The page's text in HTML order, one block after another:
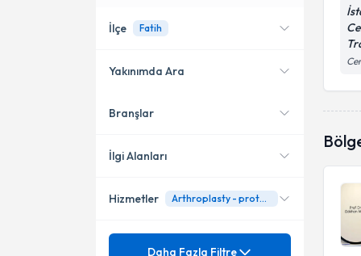
İlçe Fatih
Şişli
Kadıköy
Yakınımda Ara
Konumuma yakın uzmanları
Branşlar
Ortopedi ve Travmatoloji
İlgi Alanları
Acl (Ön Çapraz Bağ) Yırtığı
Hizmetler Arthroplasty - protez ameliyatı
Mezuniyet
Daha Fazla Filtre